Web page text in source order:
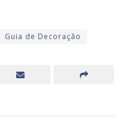
Guia de Decoração